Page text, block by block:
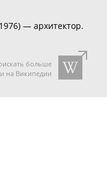
— архитектор.
больше
на Википедии